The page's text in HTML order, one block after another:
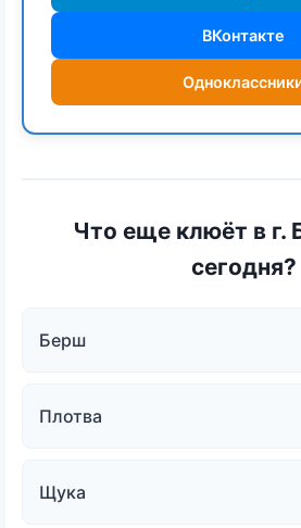
ВКонтакте
Что еще клюёт в г.
сегодня?
Берш
Плотва
Щука